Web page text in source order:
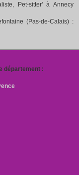
Pet-sitter' à Annecy
(Pas-de-Calais) :
département :